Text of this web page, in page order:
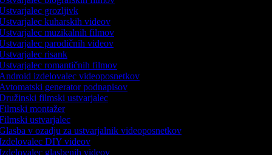
grozljivk
kuharskih videov
muzikalnih filmov
parodičnih videov
risank
romantičnih filmov
izdelovalec videoposnetkov
generator podnapisov
filmski ustvarjalec
montažer
ustvarjalec
v ozadju za ustvarjalnik videoposnetkov
DIY videov
glasbenih videov